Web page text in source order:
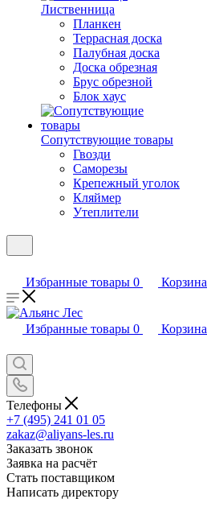
Лиственница
Планкен
Террасная доска
Палубная доска
Доска обрезная
Брус обрезной
Блок хаус
Сопутствующие товары
Гвозди
Саморезы
Крепежный уголок
Кляймер
Утеплители
Избранные товары 0 Корзина
Избранные товары 0 Корзина
Телефоны
+7 (495) 241 01 05
zakaz@aliyans-les.ru
Заказать звонок
Заявка на расчёт
Стать поставщиком
Написать директору